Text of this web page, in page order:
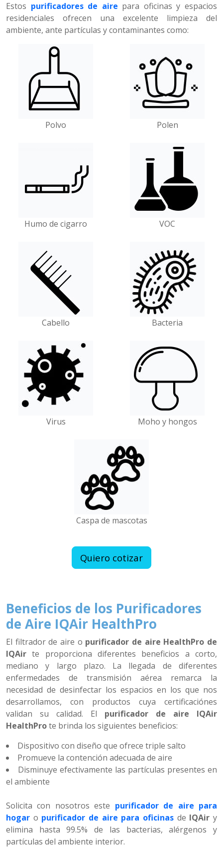
Estos purificadores de aire para oficinas y espacios
residenciales ofrecen una excelente limpieza del
ambiente, ante partículas y contaminantes como:
Polvo Polen
Humo de cigarro VOC
Cabello Bacteria
Virus Moho y hongos
Caspa de mascotas
Quiero cotizar
Beneficios de los Purificadores
de Aire IQAir HealthPro
El filtrador de aire o purificador de aire HealthPro de
IQAir te proporciona diferentes beneficios a corto,
mediano y largo plazo. La llegada de diferentes
enfermedades de transmisión aérea remarca la
necesidad de desinfectar los espacios en los que nos
desarrollamos, con productos cuya certificaciónes
validan su calidad. El purificador de aire IQAir
HealthProte brinda los siguientes beneficios:
Dispositivo con diseño que ofrece triple salto
Promueve la contención adecuada de aire
Disminuye efectivamente las partículas presentes en
el ambiente
Solicita con nosotros este purificador de aire para
hogar o purificador de aire para oficinas de IQAir y
elimina hasta 99.5% de las bacterias, alérgenos y
partículas del ambiente interior.